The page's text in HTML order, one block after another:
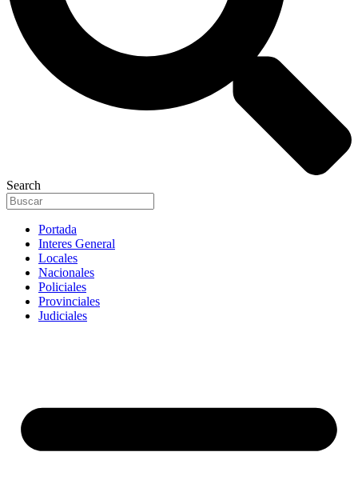
Search
Portada
Interes General
Locales
Nacionales
Policiales
Provinciales
Judiciales